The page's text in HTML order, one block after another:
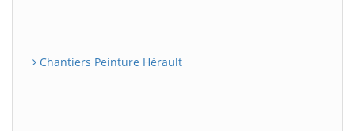
Chantiers Peinture Hérault